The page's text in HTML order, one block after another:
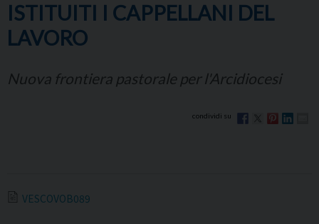
ISTITUITI I CAPPELLANI DEL
LAVORO
Nuova frontiera pastorale per l'Arcidiocesi
VESCOVOB089